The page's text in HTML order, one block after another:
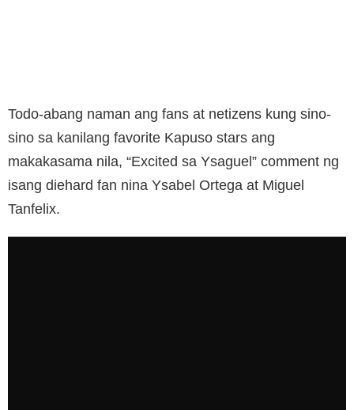
Todo-abang naman ang fans at netizens kung sino-
sino sa kanilang favorite Kapuso stars ang
makakasama nila, “Excited sa Ysaguel” comment ng
isang diehard fan nina Ysabel Ortega at Miguel
Tanfelix.